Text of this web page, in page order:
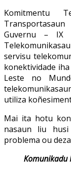
Komitmentu
Guvernu – IX
servisu
konektividade
Leste no
utiliza
Mai ita hotu
nasaun liu
problema ou
Komunikadu